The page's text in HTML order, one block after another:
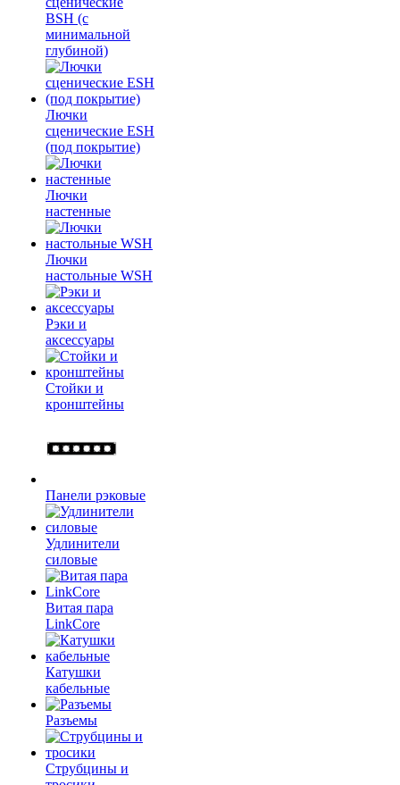
BSH (с
минимальной
глубиной)
Лючки
сценические ESH
(под покрытие)
Лючки
настенные
Лючки
настольные WSH
Рэки и
аксессуары
Стойки и
кронштейны
Панели рэковые
Удлинители
силовые
Витая пара
LinkCore
Катушки
кабельные
Разъемы
Струбцины и